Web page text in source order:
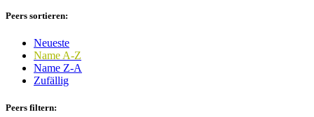
Peers sortieren:
Neueste
Name A-Z
Name Z-A
Zufällig
Peers filtern: